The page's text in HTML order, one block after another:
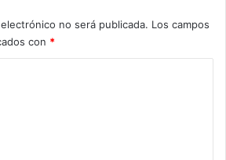
no será publicada. Los campos
con *